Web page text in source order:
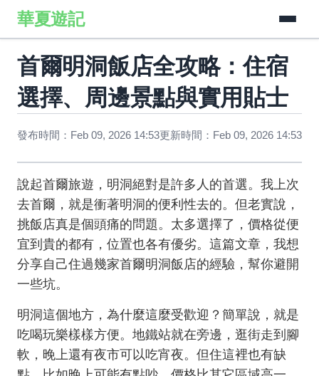
華夏遊記
首爾明洞飯店全攻略：住宿
選擇、周邊景點與實用貼士
發布時間：Feb 09, 2026 14:53更新時間：Feb 09, 2026 14:53
說起首爾旅遊，明洞絕對是許多人的首選。我上次
去首爾，就是衝著明洞的便利性去的。但老實說，
挑飯店真是個頭痛的問題。太多選擇了，價格從便
宜到貴的都有，位置也各有優劣。這篇文章，我想
分享自己住過幾家首爾明洞飯店的經驗，幫你避開
一些坑。
明洞這個地方，為什麼這麼受歡迎？簡單說，就是
吃喝玩樂樣樣方便。地鐵站就在旁邊，逛街走到腳
軟，晚上還有夜市可以吃宵夜。但住這裡也有缺